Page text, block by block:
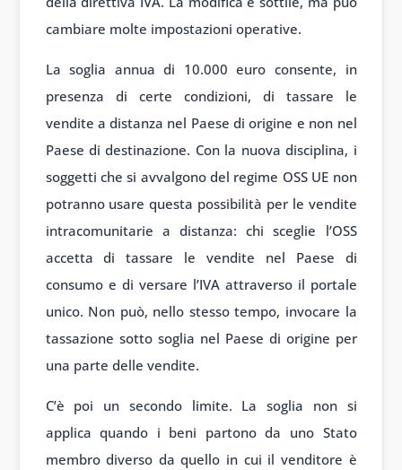
cambiare molte impostazioni operative.
La soglia annua di 10.000 euro consente, in
presenza di certe condizioni, di tassare le
vendite a distanza nel Paese di origine e non nel
Paese di destinazione. Con la nuova disciplina, i
soggetti che si avvalgono del regime OSS UE non
potranno usare questa possibilità per le vendite
intracomunitarie a distanza: chi sceglie l’OSS
accetta di tassare le vendite nel Paese di
consumo e di versare l’IVA attraverso il portale
unico. Non può, nello stesso tempo, invocare la
tassazione sotto soglia nel Paese di origine per
una parte delle vendite.
C’è poi un secondo limite. La soglia non si
applica quando i beni partono da uno Stato
membro diverso da quello in cui il venditore è